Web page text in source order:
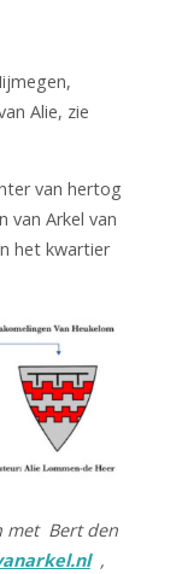
Alie, zie
van hertog
van Arkel van
het kwartier
met Bert den
,